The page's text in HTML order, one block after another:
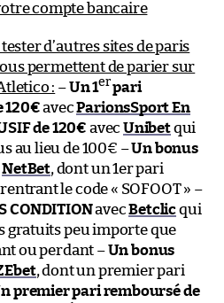
compte bancaire
d’autres sites de paris
permettent de parier sur
: –Un 1erpari
120€avecParionsSport En
de 120€ avec Unibetqui
au lieu de 100€ –Un bonus
NetBet, dont un 1er pari
le code « SOFOOT » –
CONDITIONavecBetclicqui
gratuits peu importe que
ou perdant –Un bonus
, dont un premier pari
premier pari remboursé de